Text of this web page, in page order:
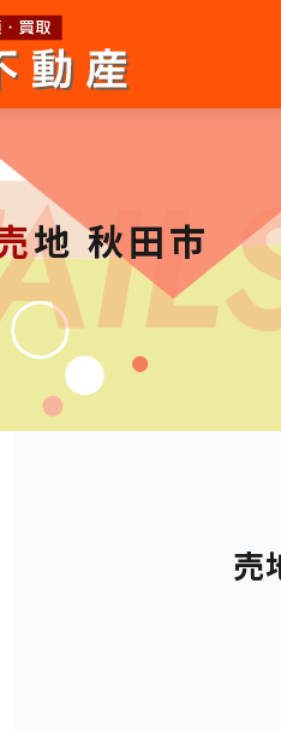
売地 秋田市
売